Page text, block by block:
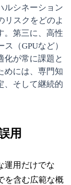
ルシネーション
リスクをどのよ
。第三に、高性
（GPUなど）
化が常に課題と
めには、専門知
、そして継続的
用
運用だけでな
を含む広範な概